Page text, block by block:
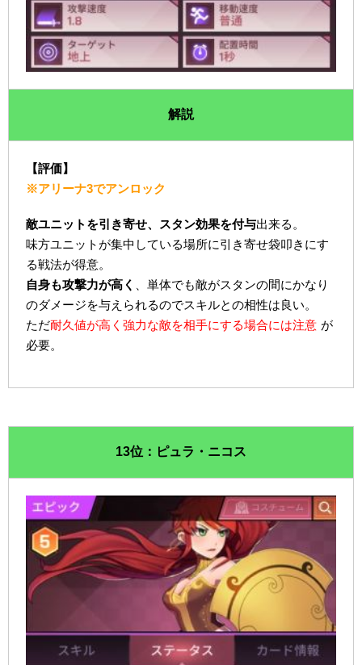
解説
【評価】
※アリーナ3でアンロック
敵ユニットを引き寄せ、スタン効果を付与出来る。
味方ユニットが集中している場所に引き寄せ袋叩きにす
る戦法が得意。
自身も攻撃力が高く
、単体でも敵がスタンの間にかなり
のダメージを与えられるのでスキルとの相性は良い。
ただ耐久値が高く強力な敵を相手にする場合には注意 が
必要。
13位：ピュラ・ニコス